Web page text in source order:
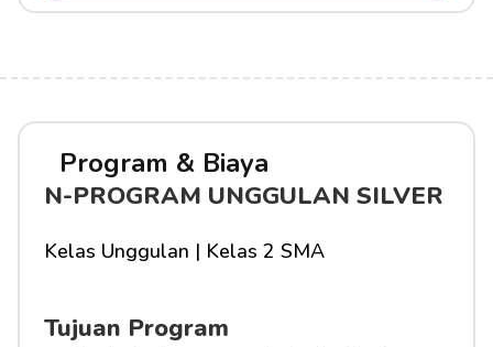
Program & Biaya
N-PROGRAM UNGGULAN SILVER
Kelas Unggulan | Kelas 2 SMA
Tujuan Program